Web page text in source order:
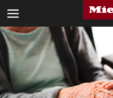
BRANSJER
KNOWLEDGE HUB